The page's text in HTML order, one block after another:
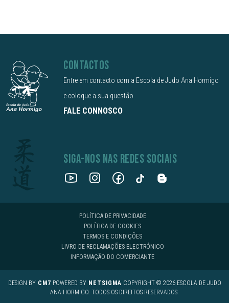
CONTACTOS
Entre em contacto com a Escola de Judo Ana Hormigo
e coloque a sua questão
FALE CONNOSCO
SIGA-NOS NAS REDES SOCIAIS
POLÍTICA DE PRIVACIDADE
POLÍTICA DE COOKIES
TERMOS E CONDIÇÕES
LIVRO DE RECLAMAÇÕES ELECTRÓNICO
INFORMAÇÃO DO COMERCIANTE
DESIGN BY CM7 POWERED BY NETSIGMA COPYRIGHT © 2026 ESCOLA DE JUDO
ANA HORMIGO. TODOS OS DIREITOS RESERVADOS.